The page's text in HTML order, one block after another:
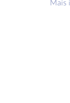
Mais